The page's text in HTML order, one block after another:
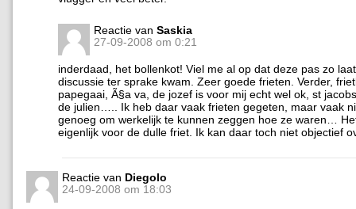
Reactie van Saskia
27-09-2008 om 0:21
inderdaad, het bollenkot! Viel me al op dat deze pas zo
discussie ter sprake kwam. Zeer goede frieten. Verder,
papegaai, Ã§a va, de jozef is voor mij echt wel ok, st
de julien….. Ik heb daar vaak frieten gegeten, maar vaak
genoeg om werkelijk te kunnen zeggen hoe ze waren…
eigenlijk voor de dulle friet. Ik kan daar toch niet objectief
Reactie van Diegolo
24-09-2008 om 18:03